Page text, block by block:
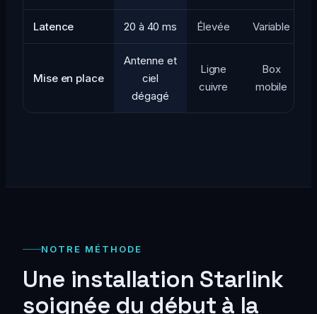
Latence 20 à 40 ms Élevée Variable
Mise en place
Antenne et
ciel
dégagé
Ligne
cuivre
Box
mobile
NOTRE MÉTHODE
Une installation Starlink
soignée du début à la